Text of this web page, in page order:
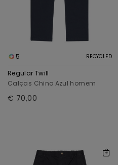
5 RECYCLED
Regular Twill
Calças Chino Azul homem
€ 70,00